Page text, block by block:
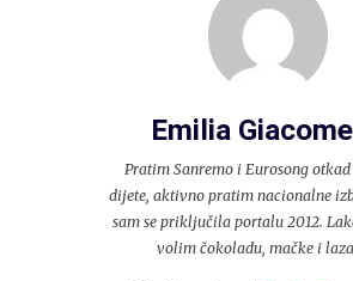
Emilia
Pratim Sanremo i Eurosong
dijete, aktivno pratim nacionalne
sam se priključila portalu 2012.
volim čokoladu, mačke i